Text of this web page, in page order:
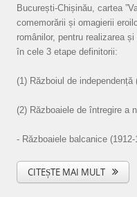
București-Chișinău, cartea
comemorării și omagierii
românilor, pentru realizarea
în cele 3 etape definitorii:
(1) Războiul de independență
(2) Războaiele de întregire a
- Războaiele balcanice (1912-
CITEȘTE MAI MULT